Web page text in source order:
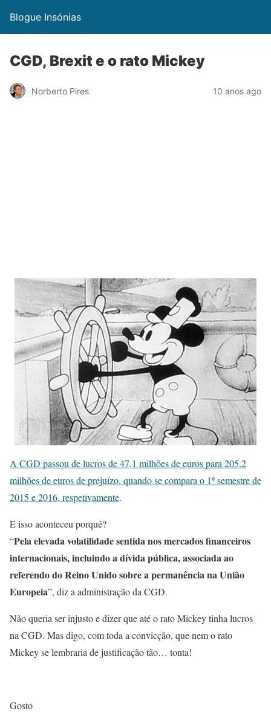
Blogue Insónias
CGD, Brexit e o rato Mickey
Norberto Pires 10 anos ago
A CGD passou de lucros de 47,1 milhões de euros para 205,2
milhões de euros de prejuízo, quando se compara o 1º semestre de
2015 e 2016, respetivamente.
E isso aconteceu porquê?
“Pela elevada volatilidade sentida nos mercados financeiros
internacionais, incluindo a dívida pública, associada ao
referendo do Reino Unido sobre a permanência na União
Europeia”, diz a administração da CGD.
Não queria ser injusto e dizer que até o rato Mickey tinha lucros
na CGD. Mas digo, com toda a convicção, que nem o rato
Mickey se lembraria de justificação tão… tonta!
Gosto